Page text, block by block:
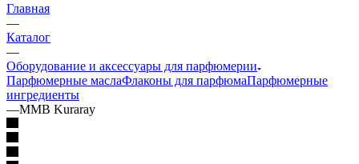
Главная
—
Каталог
—
Оборудование и аксессуары для парфюмерии
Парфюмерные маслаФлаконы для парфюмаПарфюмерные
ингредиенты
—MMB Kuraray